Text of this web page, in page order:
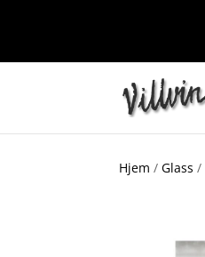
Hjem /Glass /